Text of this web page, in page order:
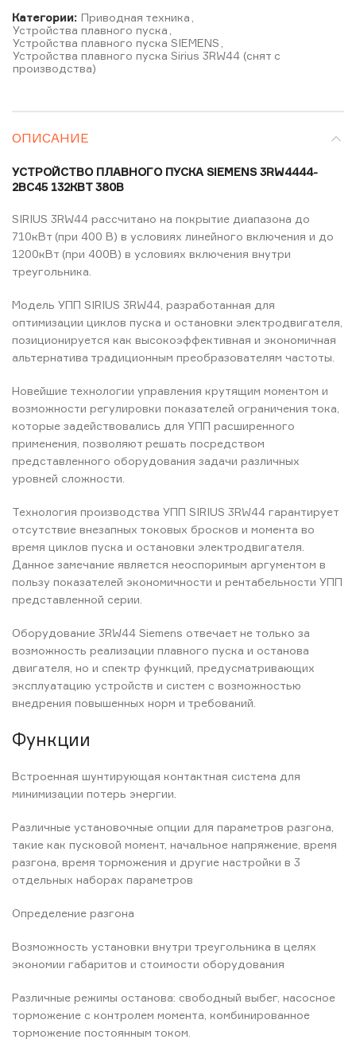
Категории: Приводная техника
Устройства плавного пуска
Устройства плавного пуска SIEMENS
Устройства плавного пуска Sirius 3RW44 (снят с
производства)
ОПИСАНИЕ
УСТРОЙСТВО ПЛАВНОГО ПУСКА SIEMENS 3RW4444-
2BC45 132КВТ 380В
SIRIUS 3RW44 рассчитано на покрытие диапазона до
710кВт (при 400 В) в условиях линейного включения и до
1200кВт (при 400В) в условиях включения внутри
треугольника.
Модель УПП SIRIUS 3RW44, разработанная для
оптимизации циклов пуска и остановки электродвигателя,
позиционируется как высокоэффективная и экономичная
альтернатива традиционным преобразователям частоты.
Новейшие технологии управления крутящим моментом и
возможности регулировки показателей ограничения тока,
которые задействовались для УПП расширенного
применения, позволяют решать посредством
представленного оборудования задачи различных
уровней сложности.
Технология производства УПП SIRIUS 3RW44 гарантирует
отсутствие внезапных токовых бросков и момента во
время циклов пуска и остановки электродвигателя.
Данное замечание является неоспоримым аргументом в
пользу показателей экономичности и рентабельности УПП
представленной серии.
Оборудование 3RW44 Siemens отвечает не только за
возможность реализации плавного пуска и останова
двигателя, но и спектр функций, предусматривающих
эксплуатацию устройств и систем с возможностью
внедрения повышенных норм и требований.
Функции
Встроенная шунтирующая контактная система для
минимизации потерь энергии.
Различные установочные опции для параметров разгона,
такие как пусковой момент, начальное напряжение, время
разгона, время торможения и другие настройки в 3
отдельных наборах параметров
Определение разгона
Возможность установки внутри треугольника в целях
экономии габаритов и стоимости оборудования
Различные режимы останова: свободный выбег, насосное
торможение с контролем момента, комбинированное
торможение постоянным током.